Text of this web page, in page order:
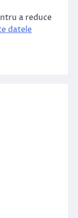
a reduce
datele